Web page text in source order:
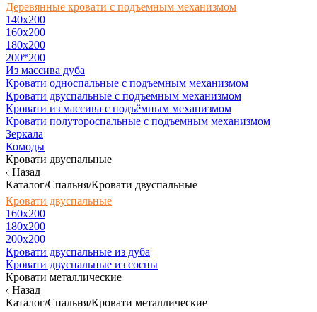
Деревянные кровати с подъемным механизмом
140x200
160х200
180х200
200*200
Из массива дуба
Кровати односпальные с подъемным механизмом
Кровати двуспальные с подъемным механизмом
Кровати из массива с подъёмным механизмом
Кровати полутороспальные с подъемным механизмом
Зеркала
Комоды
Кровати двуспальные
Назад
Каталог/Спальня/Кровати двуспальные
Кровати двуспальные
160х200
180x200
200x200
Кровати двуспальные из дуба
Кровати двуспальные из сосны
Кровати металлические
Назад
Каталог/Спальня/Кровати металлические